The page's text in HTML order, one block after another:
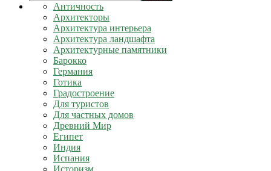
Античность
Архитекторы
Архитектура интерьера
Архитектура ландшафта
Архитектурные памятники
Барокко
Германия
Готика
Градостроение
Для туристов
Для частных домов
Древний Мир
Египет
Индия
Испания
Историзм